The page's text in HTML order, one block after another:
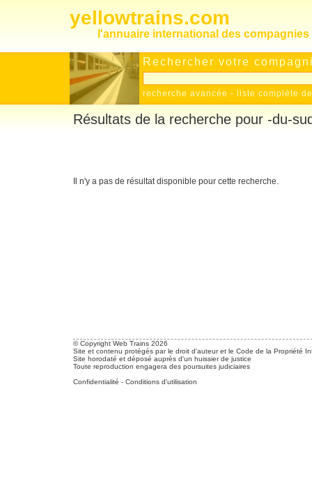
yellowtrains.com
l'annuaire international des
Rechercher votre
recherche avancée - liste complète
Résultats de la recherche pour -du-
Il n'y a pas de résultat disponible pour cette recherche.
© Copyright Web Trains 2026
Site et contenu protégés par le droit d'auteur et le Code de la Propriété
Site horodaté et déposé auprès d'un huissier de justice
Toute reproduction engagera des poursuites judiciaires
Confidentialité - Conditions d'utilisation